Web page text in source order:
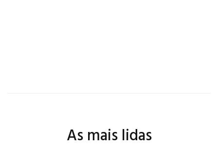
As mais lidas